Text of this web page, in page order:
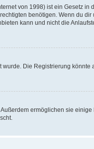
von 1998) ist ein Gesetz
benötigen. Wenn du
kann und nicht die
Die Registrierung
ermöglichen sie